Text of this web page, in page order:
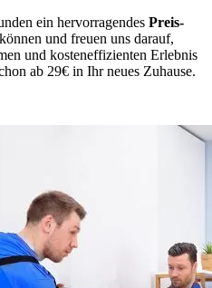
ein hervorragendes Preis-
und freuen uns darauf,
und kosteneffizienten Erlebnis
ab 29€ in Ihr neues Zuhause.